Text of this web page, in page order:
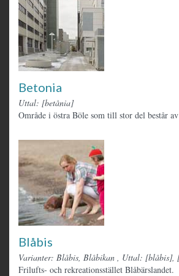
Betonia
Uttal: [betånia]
Område i östra Böle som till stor del består
Blåbis
Varianter: Blåbis, Blåbikan , Uttal: [blåbis],
Frilufts- och rekreationsstället Blåbärslandet.